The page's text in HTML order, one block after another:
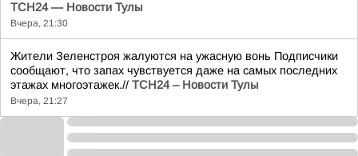
ТСН24 — Новости Тулы
Вчера, 21:30
Жители Зеленстроя жалуются на ужасную вонь Подписчики
сообщают, что запах чувствуется даже на самых последних
этажах многоэтажек.// ТСН24 – Новости Тулы
Вчера, 21:27